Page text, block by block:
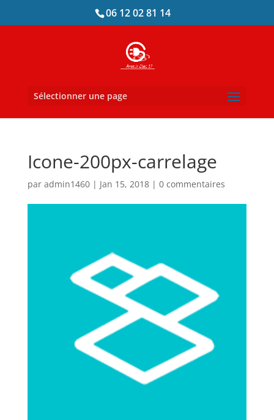
06 12 02 81 14
Sélectionner une page
Icone-200px-carrelage
par admin1460| Jan 15, 2018| 0 commentaires